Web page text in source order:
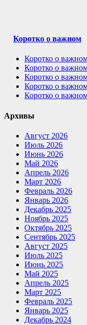
Коротко о важном
Коротко о
Коротко о
Коротко о
Коротко о
Коротко о
Архивы
Август 2026
Июль 2026
Июнь 2026
Май 2026
Апрель 2026
Март 2026
Февраль 2026
Январь 2026
Декабрь 2025
Ноябрь 2025
Октябрь 2025
Сентябрь 2025
Август 2025
Июль 2025
Июнь 2025
Май 2025
Апрель 2025
Март 2025
Февраль 2025
Январь 2025
Декабрь 2024